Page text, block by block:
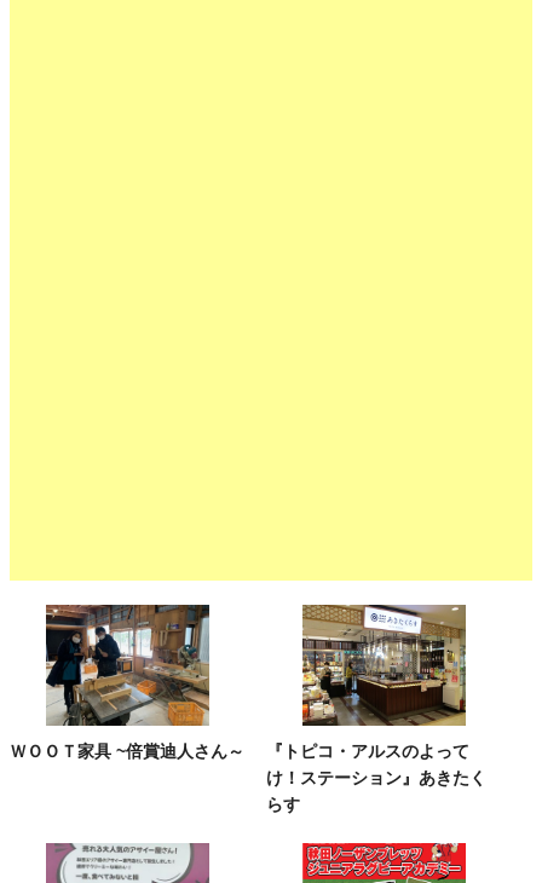
ＷＯＯＴ家具 ~倍賞迪人さん～
『トピコ・アルスのよって
け！ステーション』あきたく
らす